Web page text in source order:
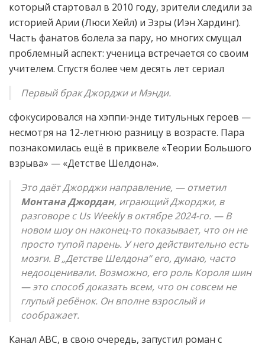
который стартовал в 2010 году, зрители следили за
историей Арии (Люси Хейл) и Эзры (Иэн Хардинг).
Часть фанатов болела за пару, но многих смущал
проблемный аспект: ученица встречается со своим
учителем. Спустя более чем десять лет сериал
Первый брак Джорджи и Мэнди.
сфокусировался на хэппи-энде титульных героев —
несмотря на 12-летнюю разницу в возрасте. Пара
познакомилась ещё в приквеле «Теории Большого
взрыва» — «Детстве Шелдона».
Это даёт Джорджи направление, — отметил
Монтана Джордан, играющий Джорджи, в
разговоре с Us Weekly в октябре 2024-го. — В
новом шоу он наконец-то показывает, что он не
просто тупой парень. У него действительно есть
мозги. В „Детстве Шелдона“ его, думаю, часто
недооценивали. Возможно, его роль Короля шин
— это способ доказать всем, что он совсем не
глупый ребёнок. Он вполне взрослый и
соображает.
Канал ABC, в свою очередь, запустил роман с